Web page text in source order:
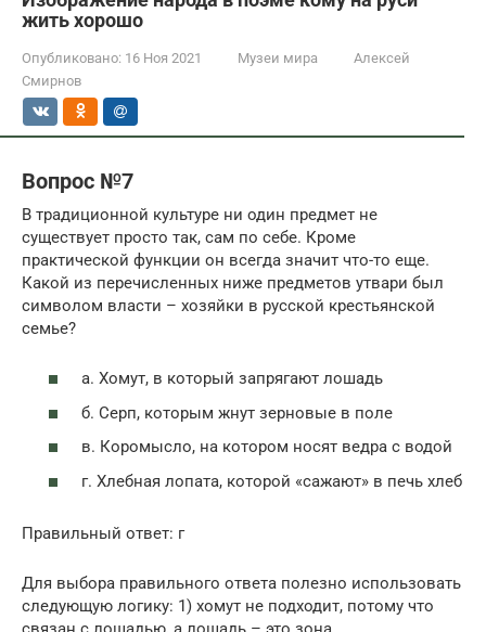
жить хорошо
Опубликовано: 16 Ноя 2021 Музеи мира
Алексей
Смирнов
Вопрос №7
В традиционной культуре ни один предмет не
существует просто так, сам по себе. Кроме
практической функции он всегда значит что-то еще.
Какой из перечисленных ниже предметов утвари был
символом власти – хозяйки в русской крестьянской
семье?
а. Хомут, в который запрягают лошадь
б. Серп, которым жнут зерновые в поле
в. Коромысло, на котором носят ведра с водой
г. Хлебная лопата, которой «сажают» в печь хлеб
Правильный ответ: г
Для выбора правильного ответа полезно использовать
следующую логику: 1) хомут не подходит, потому что